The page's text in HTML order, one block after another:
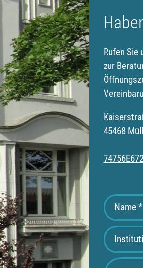
Rufen Sie
zur
45468